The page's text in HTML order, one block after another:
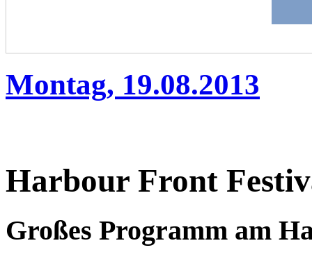
Montag, 19.08.2013
Harbour Front
Großes Programm am